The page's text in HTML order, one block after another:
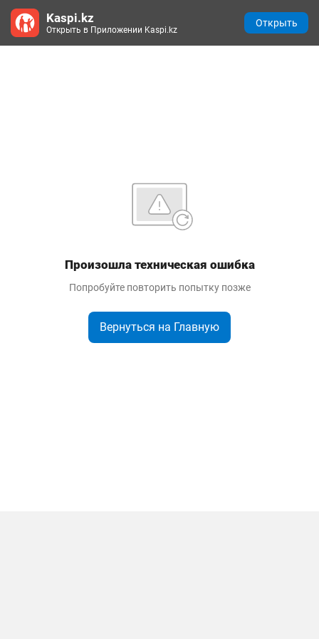
Произошла техническая ошибка
Попробуйте повторить попытку позже
Вернуться на Главную
Kaspi.kz
Открыть в Приложении Kaspi.kz
Открыть